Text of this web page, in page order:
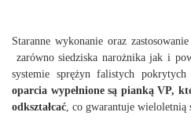
Staranne wykonanie oraz
zarówno siedziska narożnika jak i
systemie sprężyn falistych
oparcia wypełnione są pianką VP,
odkształcać , co gwarantuje